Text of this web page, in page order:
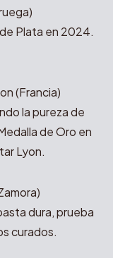
Plata en 2024.
(Francia)
la pureza de
de Oro en
Lyon.
dura, prueba
curados.